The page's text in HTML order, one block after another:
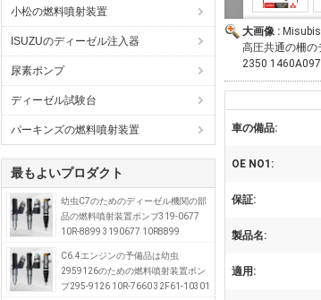
小松の燃料噴射装置
ISUZUのディーゼル注入器
尿素ポンプ
ディーゼル試験台
パーキンズの燃料噴射装置
最もよいプロダクト
幼虫C7のためのディーゼル機関の部
品の燃料噴射装置ポンプ319-0677
10R-8899 3190677 10R8899
C6.4エンジンの予備品は幼虫
2959126のための燃料噴射装置ポン
プ295-9126 10R-7660 32F61-10301
大画像 :
高圧共通の柵
2350 1460A097
車の備品:
OE NO1:
保証:
製品名:
適用: